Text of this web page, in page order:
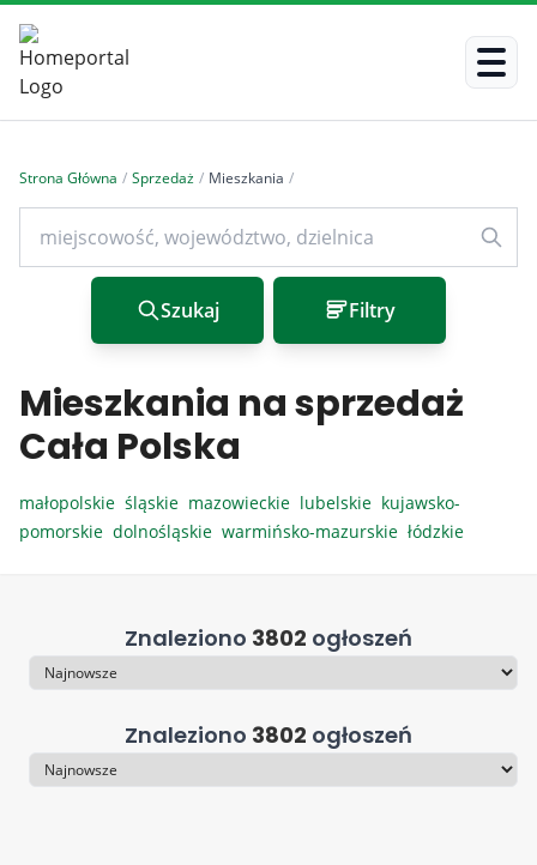
Strona Główna / Sprzedaż / Mieszkania /
Szukaj Filtry
Mieszkania na sprzedaż
Cała Polska
małopolskie śląskie mazowieckie lubelskie kujawsko-
pomorskie dolnośląskie warmińsko-mazurskie łódzkie
Znaleziono 3802 ogłoszeń
Sortowanie
Znaleziono 3802 ogłoszeń
Sortowanie